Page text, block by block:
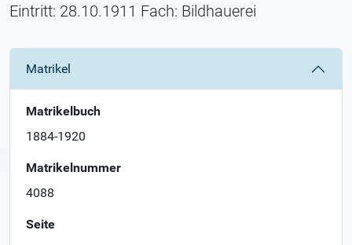
Eintritt: 28.10.1911 Fach: Bildhauerei
Matrikel
Matrikelbuch
1884-1920
Matrikelnummer
4088
Seite